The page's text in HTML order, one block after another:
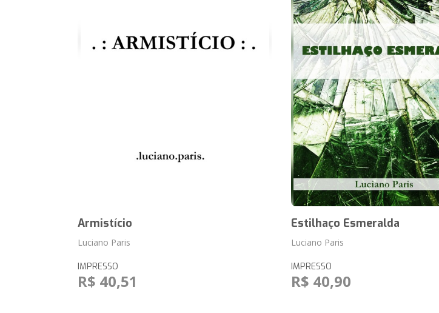
Armistício
Luciano Paris
IMPRESSO
R$ 40,51
Estilhaço Esmeralda
Luciano Paris
IMPRESSO
R$ 40,90